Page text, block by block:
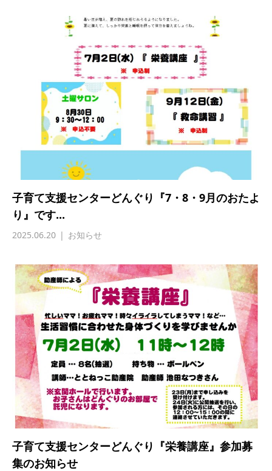
子育て支援センターどんぐり『7・8・9月のおたよ
り』です...
2025.06.20 お知らせ
子育て支援センターどんぐり『栄養講座』参加募
集のお知らせ